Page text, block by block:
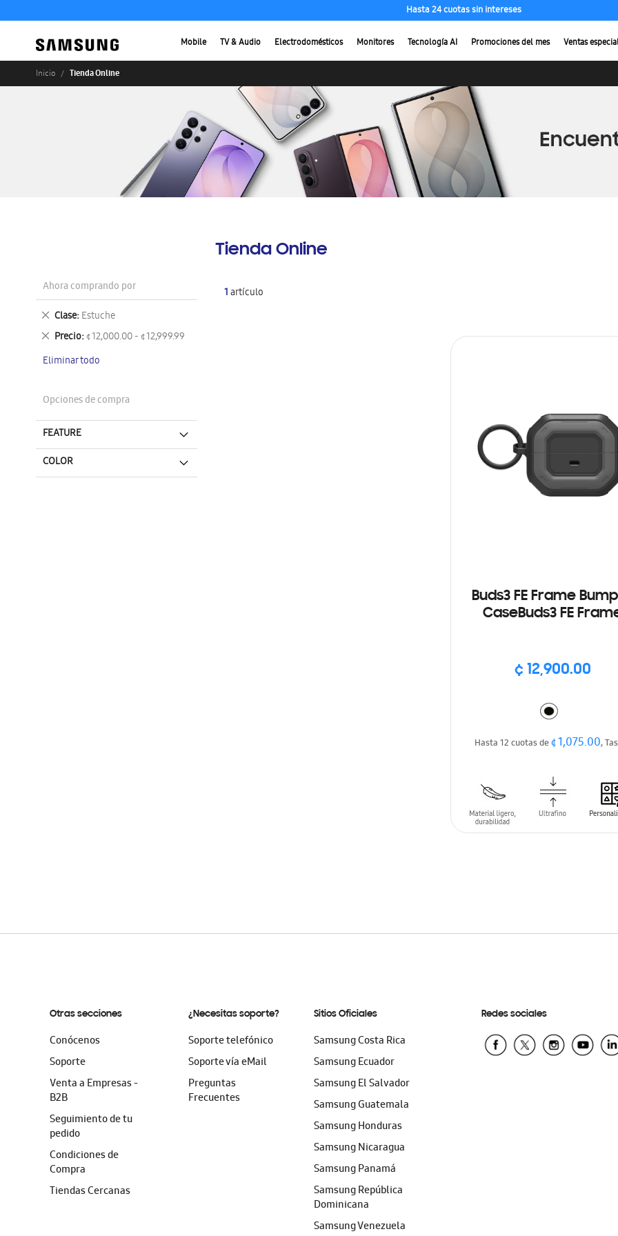
Hasta 24 cuotas sin intereses
Mobile TV & Audio Electrodomésticos Monitores Tecnología AI Promociones del mes Ventas
Inicio Tienda Online
Tienda Online
1artículo
Buds3 FE Frame
CaseBuds3 FE
¢ 12,900.00
Hasta 12 cuotas de¢ 1,075.00,
Ahora comprando por
Clase Estuche
Eliminar
este
artículo
Precio ¢ 12,000.00 - ¢ 12,999.99
Eliminar
artículo
Eliminar todo
Opciones de compra
FEATURE
COLOR
Otras secciones
Conócenos
Soporte
Venta a Empresas -
B2B
Seguimiento de tu
pedido
Condiciones de
Compra
Tiendas Cercanas
¿Necesitas soporte?
Soporte telefónico
Soporte vía eMail
Preguntas
Frecuentes
Sitios Oficiales
Samsung Costa Rica
Samsung Ecuador
Samsung El Salvador
Samsung Guatemala
Samsung Honduras
Samsung Nicaragua
Samsung Panamá
Samsung República
Dominicana
Samsung Venezuela
Redes sociales